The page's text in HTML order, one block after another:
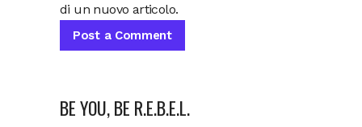
di un nuovo articolo.
BE YOU, BE R.E.B.E.L.